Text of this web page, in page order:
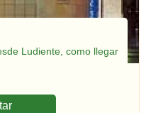
Ludiente, como llegar